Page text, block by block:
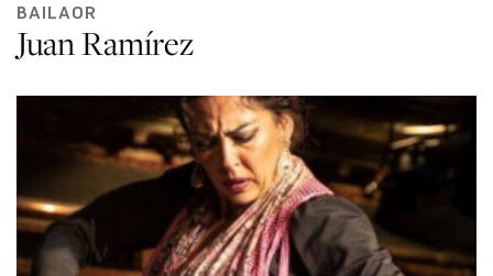
BAILAOR
Juan Ramírez